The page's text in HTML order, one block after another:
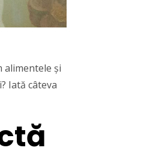
alimentele și
Iată câteva